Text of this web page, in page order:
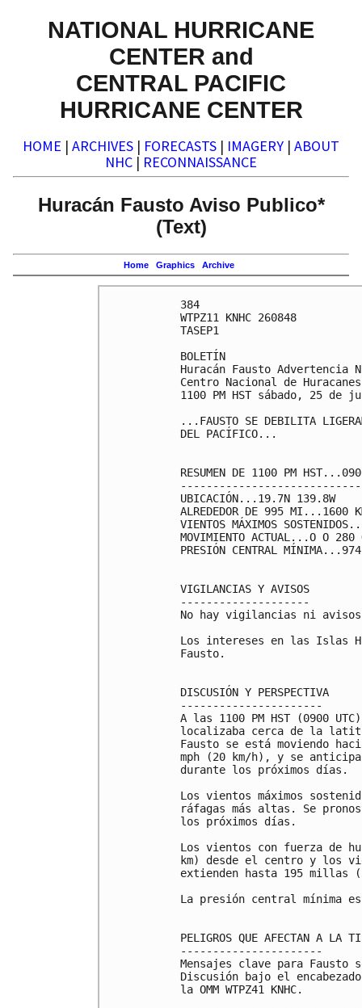
NATIONAL HURRICANE
CENTER and
CENTRAL PACIFIC
HURRICANE CENTER
HOME | ARCHIVES | FORECASTS | IMAGERY | ABOUT
NHC | RECONNAISSANCE
Huracán Fausto Aviso Publico*
(Text)
Home Graphics Archive
384
WTPZ11 KNHC 260848
TASEP1
BOLETÍN
Huracán Fausto Advertencia
Centro Nacional de
1100 PM HST sábado, 25 de
...FAUSTO SE DEBILITA
DEL PACÍFICO...
RESUMEN DE 1100 PM
UBICACIÓN...19.7N 139.8W
ALREDEDOR DE 995 MI...1600
VIENTOS MÁXIMOS
MOVIMIENTO ACTUAL...O O
PRESIÓN CENTRAL
VIGILANCIAS Y AVISOS
--------------------
No hay vigilancias ni
Los intereses en las Islas
Fausto.
DISCUSIÓN Y PERSPECTIVA
----------------------
A las 1100 PM HST (0900
localizaba cerca de la
Fausto se está moviendo
mph (20 km/h), y se
durante los próximos días.
Los vientos máximos
ráfagas más altas. Se
los próximos días.
Los vientos con fuerza de
km) desde el centro y los
extienden hasta 195 millas
La presión central mínima
PELIGROS QUE AFECTAN A LA
----------------------
Mensajes clave para
Discusión bajo el encabezado
la OMM WTPZ41 KNHC.